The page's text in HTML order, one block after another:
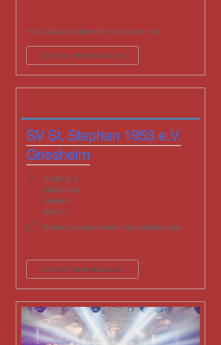
https://www.frankenstein-restaurant.de
WEITERE INFORMATIONEN
SV St. Stephan 1953 e.V.
Griesheim
Südring 3
Griesheim
Hessen
64347
Keine bevorstehenden Veranstaltungen
WEITERE INFORMATIONEN